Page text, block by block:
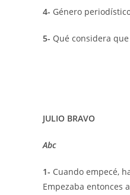
4- Género
5- Qué considera
JULIO BRAVO
Abc
1- Cuando empecé,
Empezaba entonces